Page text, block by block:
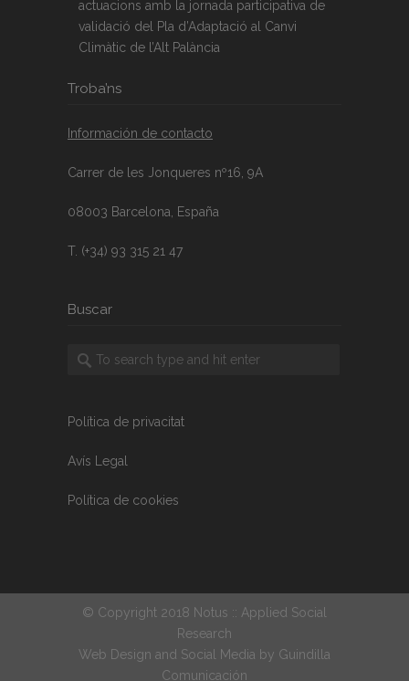
actuacions amb la jornada participativa de
validació del Pla d’Adaptació al Canvi
Climàtic de l’Alt Palància
Troba’ns
Información de contacto
Carrer de les Jonqueres nº16, 9A
08003 Barcelona, España
T. (+34) 93 315 21 47
Buscar
Política de privacitat
Avís Legal
Política de cookies
© Copyright 2018 Notus :: Applied Social
Research
Web Design and Social Media by Guindilla
Comunicación